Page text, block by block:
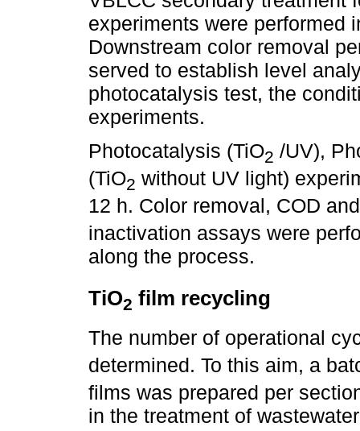
experiments were performed
Downstream color removal
served to establish level
photocatalysis test, the
experiments.
Photocatalysis (TiO2 /UV),
(TiO2 without UV light)
12 h. Color removal, COD
inactivation assays were
along the process.
TiO2 film recycling
The number of operational
determined. To this aim, a
films was prepared per
in the treatment of